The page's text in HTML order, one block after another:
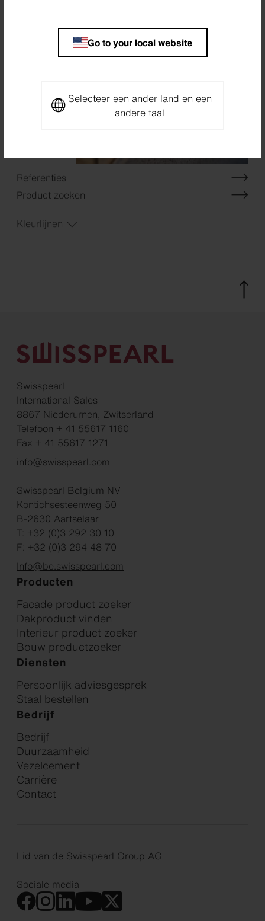
Go to your local website
Selecteer een ander land en een
andere taal
Referenties
Product zoeken
Kleurlijnen
Swisspearl
International Sales
8867 Niederurnen, Zwitserland
Telefoon + 41 55617 1160
Fax + 41 55617 1271
info@swisspearl.com
Swisspearl Belgium NV
Kontichsesteenweg 50
B-2630 Aartselaar
T: +32 (0)3 292 30 10
F: +32 (0)3 294 48 70
Info@be.swisspearl.com
Producten
Facade product zoeker
Dakproduct vinden
Interieur product zoeker
Bouw productzoeker
Diensten
Persoonlijk adviesgesprek
Staal bestellen
Bedrijf
Bedrijf
Duurzaamheid
Vezelcement
Carrière
Contact
Lid van de Swisspearl Group AG
Sociale media